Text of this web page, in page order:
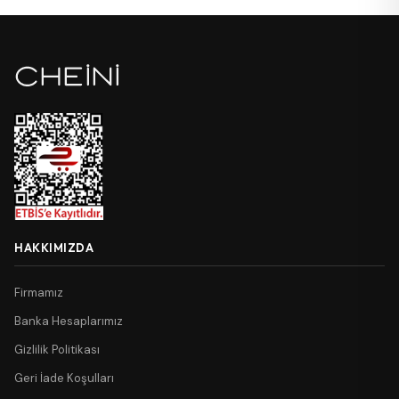
HAKKIMIZDA
Firmamız
Banka Hesaplarımız
Gizlilik Politikası
Geri İade Koşulları